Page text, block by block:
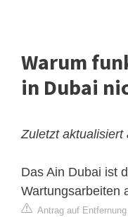
Warum
in Dubai
Zuletzt aktualisiert
Das Ain Dubai ist
Wartungsarbeiten
Antrag auf